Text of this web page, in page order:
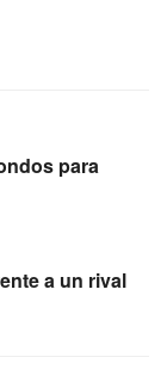
para
a un rival